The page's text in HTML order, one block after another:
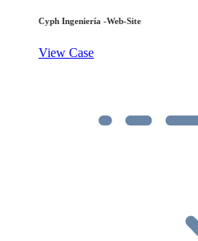
Cyph Ingeniería -Web-Site
View Case